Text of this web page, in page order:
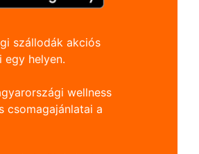
szállodák akciós
egy helyen.
wellness
csomagajánlatai a